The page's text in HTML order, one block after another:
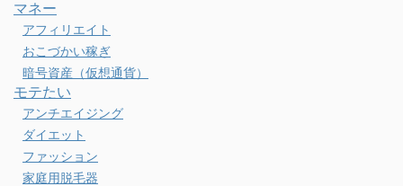
マネー
アフィリエイト
おこづかい稼ぎ
暗号資産（仮想通貨）
モテたい
アンチエイジング
ダイエット
ファッション
家庭用脱毛器